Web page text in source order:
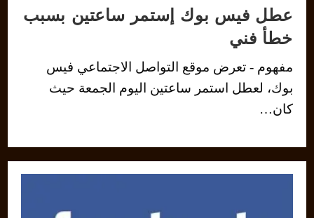
عطل فيس بوك إستمر ساعتين بسبب
خطأ فني
مفهوم - تعرض موقع التواصل الاجتماعي فيس
بوك، لعطل استمر ساعتين اليوم الجمعة حيث
كان…